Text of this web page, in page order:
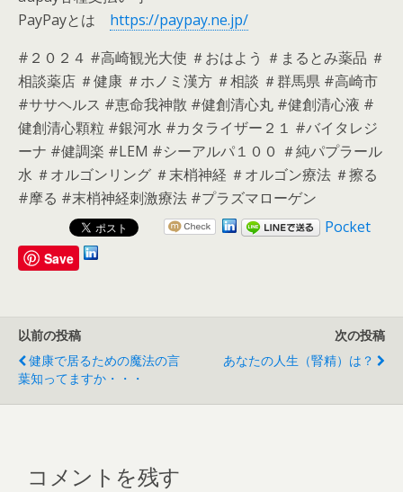
PayPayとは https://paypay.ne.jp/
#２０２４ #高崎観光大使 ＃おはよう ＃まるとみ薬品 ＃
相談薬店 ＃健康 ＃ホノミ漢方 ＃相談 ＃群馬県 #高崎市
#ササヘルス #恵命我神散 #健創清心丸 #健創清心液 #
健創清心顆粒 #銀河水 #カタライザー２１ #バイタレジ
ーナ #健調楽 #LEM #シーアルパ１００ ＃純パプラール
水 ＃オルゴンリング ＃末梢神経 ＃オルゴン療法 ＃擦る
#摩る #末梢神経刺激療法 #プラズマローゲン
Pocket
Save
以前の投稿
健康で居るための魔法の言
葉知ってますか・・・
次の投稿
あなたの人生（腎精）は？
コメントを残す